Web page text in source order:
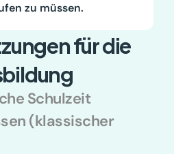
zu müssen.
für die
Schulzeit
(klassischer